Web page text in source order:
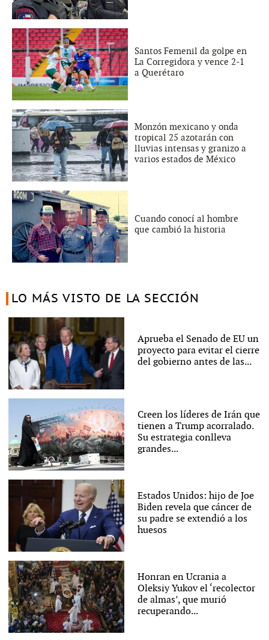
Santos Femenil da golpe en
La Corregidora y vence 2-1
a Querétaro
Monzón mexicano y onda
tropical 25 azotarán con
lluvias intensas y granizo a
varios estados de México
Cuando conocí al hombre
que cambió la historia
LO MÁS VISTO DE LA SECCIÓN
Aprueba el Senado de EU un
proyecto para evitar el cierre
del gobierno antes de las...
Creen los líderes de Irán que
tienen a Trump acorralado.
Su estrategia conlleva
grandes...
Estados Unidos: hijo de Joe
Biden revela que cáncer de
su padre se extendió a los
huesos
Honran en Ucrania a
Oleksiy Yukov el ‘recolector
de almas’, que murió
recuperando...